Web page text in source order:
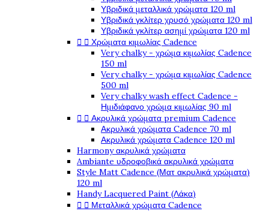
Υβριδικά μεταλλικά χρώματα 120 ml
Υβριδικά γκλίτερ χρυσό χρώματα 120 ml
Υβριδικά γκλίτερ ασημί χρώματα 120 ml
  Χρώματα κιμωλίας Cadence
Very chalky - χρώμα κιμωλίας Cadence
150 ml
Very chalky - χρώμα κιμωλίας Cadence
500 ml
Very chalky wash effect Cadence -
Ημιδιάφανο χρώμα κιμωλίας 90 ml
  Ακρυλικά χρώματα premium Cadence
Ακρυλικά χρώματα Cadence 70 ml
Ακρυλικά χρώματα Cadence 120 ml
Harmony ακρυλικά χρώματα
Ambiante υδροφοβικά ακρυλικά χρώματα
Style Matt Cadence (Ματ ακρυλικά χρώματα)
120 ml
Handy Lacquered Paint (Λάκα)
  Μεταλλικά χρώματα Cadence